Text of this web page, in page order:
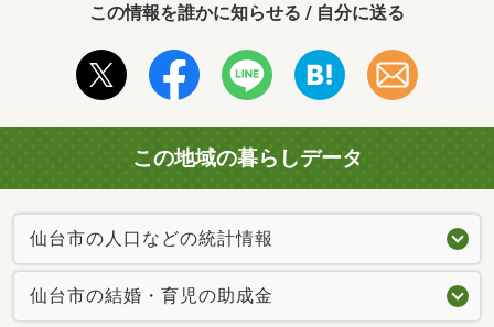
この情報を誰かに知らせる / 自分に送る
この地域の暮らしデータ
仙台市の人口などの統計情報
仙台市の結婚・育児の助成金